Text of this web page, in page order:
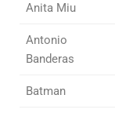
Anita Miu
Antonio
Banderas
Batman